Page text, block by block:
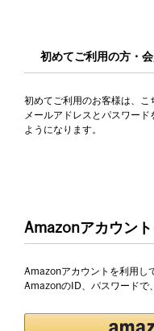
初めてご利用の方・
初めてご利用のお客様は、こ
メールアドレスとパスワー
ようになります。
Amazonアカウン
Amazonアカウントを利用し
AmazonのID、パスワードで